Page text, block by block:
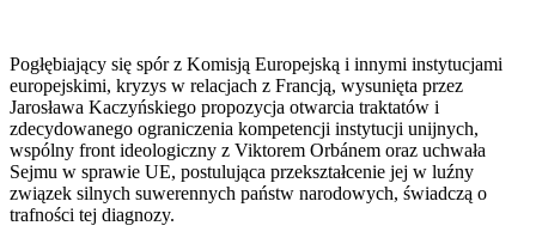
Pogłębiający się spór z Komisją Europejską i innymi instytucjami
europejskimi, kryzys w relacjach z Francją, wysunięta przez
Jarosława Kaczyńskiego propozycja otwarcia traktatów i
zdecydowanego ograniczenia kompetencji instytucji unijnych,
wspólny front ideologiczny z Viktorem Orbánem oraz uchwała
Sejmu w sprawie UE, postulująca przekształcenie jej w luźny
związek silnych suwerennych państw narodowych, świadczą o
trafności tej diagnozy.